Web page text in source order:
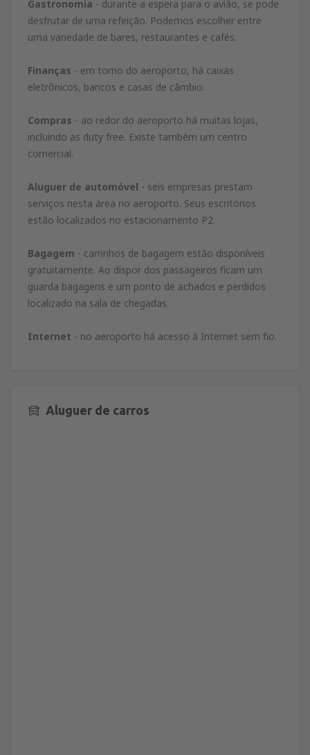
Gastronomia - durante a espera para o avião, se pode
desfrutar de uma refeição. Podemos escolher entre
uma variedade de bares, restaurantes e cafés.
Finanças - em torno do aeroporto, há caixas
eletrônicos, bancos e casas de câmbio.
Compras - ao redor do aeroporto há muitas lojas,
incluindo as duty free. Existe também um centro
comercial.
Aluguer de automóvel - seis empresas prestam
serviços nesta área no aeroporto. Seus escritórios
estão localizados no estacionamento P2.
Bagagem - carrinhos de bagagem estão disponíveis
gratuitamente. Ao dispor dos passageiros ficam um
guarda bagagens e um ponto de achados e perdidos
localizado na sala de chegadas.
Internet - no aeroporto há acesso à Internet sem fio.
Aluguer de carros